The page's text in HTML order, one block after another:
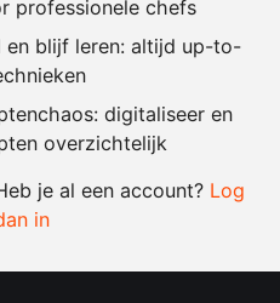
+
professionele chefs
en blijf leren: altijd up-to-
digitaliseer en
overzichtelijk
je al een account? Log
in